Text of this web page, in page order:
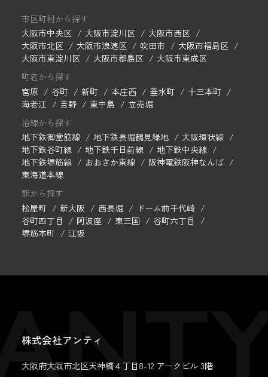
市区町村から探す
大阪市中央区
大阪市淀川区
大阪市西区
大阪市北区
大阪市浪速区 吹田市
大阪市福島区
大阪市東淀川区
大阪市都島区
大阪市東成区
町名から探す
宮原
谷町 新町 本庄西 垂水町
十三本町
海老江
吉野 東中島
立売堀
沿線から探す
地下鉄御堂筋線
地下鉄長堀鶴見緑地
大阪環状線
地下鉄谷町線
地下鉄千日前線
地下鉄中央線
地下鉄堺筋線
おおさか東線
阪神電鉄阪神なんば
東海道本線
駅から探す
松屋町
新大阪 西長堀
ドーム前千代崎
谷町四丁目
阿波座 東三国
谷町六丁目
堺筋本町
江坂
株式会社アンティ
大阪府大阪市北区天神橋４丁目8-12 アークビル 3階